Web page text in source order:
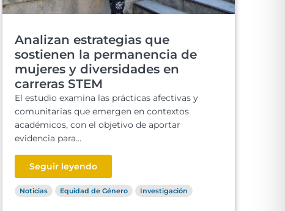
Analizan estrategias que
sostienen la permanencia de
mujeres y diversidades en
carreras STEM
El estudio examina las prácticas afectivas y
comunitarias que emergen en contextos
académicos, con el objetivo de aportar
evidencia para...
Seguir leyendo
Noticias Equidad de Género Investigación